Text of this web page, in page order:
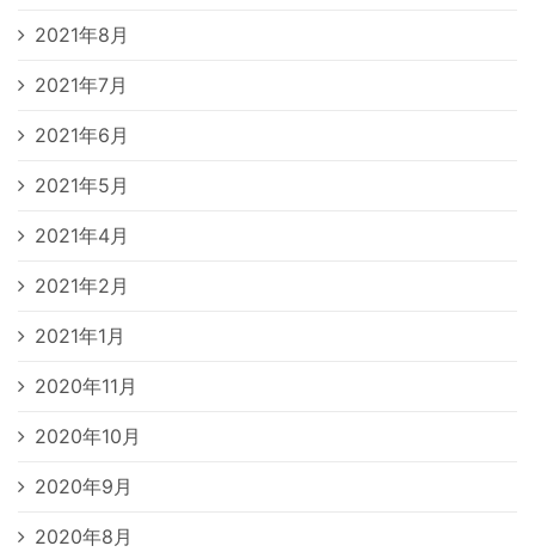
2021年8月
2021年7月
2021年6月
2021年5月
2021年4月
2021年2月
2021年1月
2020年11月
2020年10月
2020年9月
2020年8月